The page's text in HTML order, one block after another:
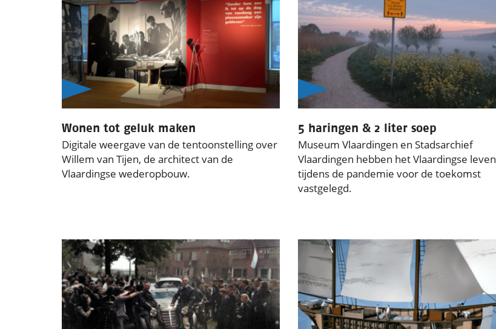
Wonen tot geluk maken
Digitale weergave van de tentoonstelling over
Willem van Tijen, de architect van de
Vlaardingse wederopbouw.
5 haringen & 2 liter soep
Museum Vlaardingen en Stadsarchief
Vlaardingen hebben het Vlaardingse leven
tijdens de pandemie voor de toekomst
vastgelegd.